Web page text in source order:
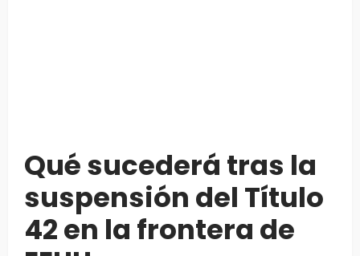
Qué sucederá tras la
suspensión del Título
42 en la frontera de